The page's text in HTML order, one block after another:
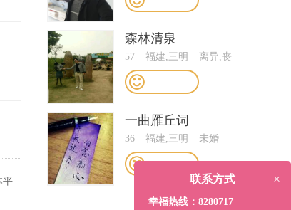
平
森林清泉
57 福建,三明
离异,丧
偶
一曲雁丘词
36 福建,三明 未婚
×
联系方式
幸福热线：8280717